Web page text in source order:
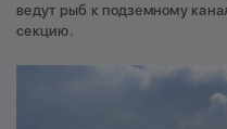
ведут рыб к подземному
секцию.